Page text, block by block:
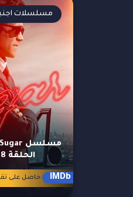
الحلقة 8 مترجمة
مسلسلات
IMDb حاصل على